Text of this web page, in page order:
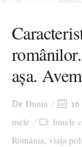
așa.
De Dunia
mele
binele
România, viața